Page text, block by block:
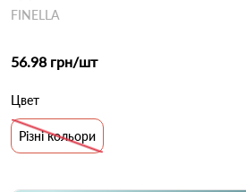
FINELLA
56.98 грн/шт
Цвет
Різні кольори